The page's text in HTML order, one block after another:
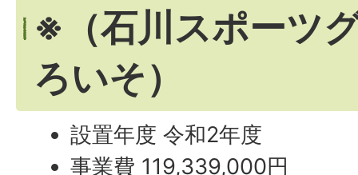
※（石川スポーツ
ろいそ）
設置年度 令和2年度
事業費 119,339,000円